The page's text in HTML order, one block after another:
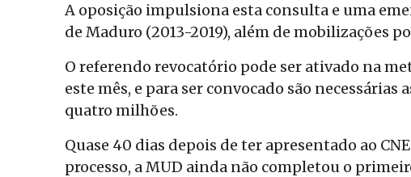
A oposição impulsiona esta consulta e uma
de Maduro (2013-2019), além de mobilizações
O referendo revocatório pode ser ativado na
este mês, e para ser convocado são
quatro milhões.
Quase 40 dias depois de ter apresentado ao
processo, a MUD ainda não completou o